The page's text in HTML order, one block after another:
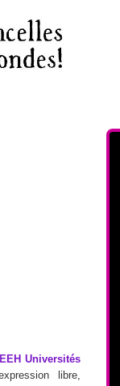
Universités
libre,